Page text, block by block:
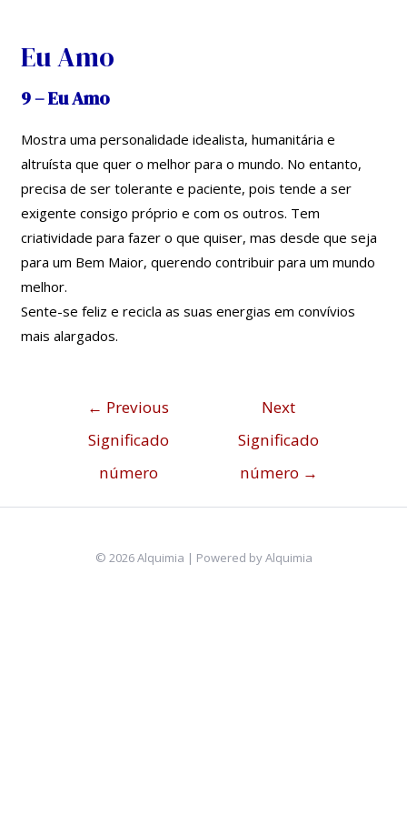
contentEu Amo
9 – Eu Amo
Mostra uma personalidade idealista, humanitária e
altruísta que quer o melhor para o mundo. No entanto,
precisa de ser tolerante e paciente, pois tende a ser
exigente consigo próprio e com os outros. Tem
criatividade para fazer o que quiser, mas desde que seja
para um Bem Maior, querendo contribuir para um mundo
melhor.
Sente-se feliz e recicla as suas energias em convívios
mais alargados.
artigos
← Previous
Significado
número
Next
Significado
número →
© 2026 Alquimia | Powered by Alquimia